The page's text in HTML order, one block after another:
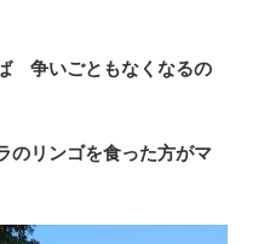
争いごともなくなるの
リンゴを食った方がマ